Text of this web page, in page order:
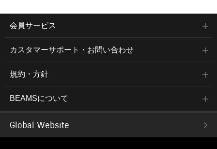
会員サービス
カスタマーサポート・お問い合わせ
規約・方針
BEAMSについて
Global Website